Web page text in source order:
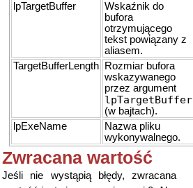
lpTargetBuffer
Wskaźnik do
bufora
otrzymującego
tekst powiązany z
aliasem.
TargetBufferLength
Rozmiar bufora
wskazywanego
przez argument
lpTargetBuffer
(w bajtach).
lpExeName
Nazwa pliku
wykonywalnego.
Zwracana wartość
Jeśli nie wystąpią błędy, zwracana